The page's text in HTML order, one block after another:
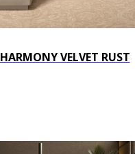
HARMONY VELVET RUST